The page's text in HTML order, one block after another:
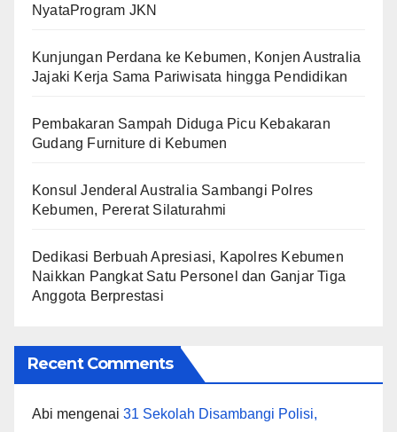
NyataProgram JKN
Kunjungan Perdana ke Kebumen, Konjen Australia
Jajaki Kerja Sama Pariwisata hingga Pendidikan
Pembakaran Sampah Diduga Picu Kebakaran
Gudang Furniture di Kebumen
Konsul Jenderal Australia Sambangi Polres
Kebumen, Pererat Silaturahmi
Dedikasi Berbuah Apresiasi, Kapolres Kebumen
Naikkan Pangkat Satu Personel dan Ganjar Tiga
Anggota Berprestasi
Recent Comments
Abi mengenai 31 Sekolah Disambangi Polisi,